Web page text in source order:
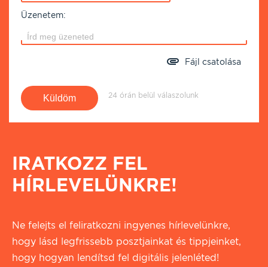
Üzenetem:
Fájl csatolása
24 órán belül válaszolunk
IRATKOZZ FEL
HÍRLEVELÜNKRE!
Ne felejts el feliratkozni ingyenes hírlevelünkre,
hogy lásd legfrissebb posztjainkat és tippjeinket,
hogy hogyan lendítsd fel digitális jelenléted!